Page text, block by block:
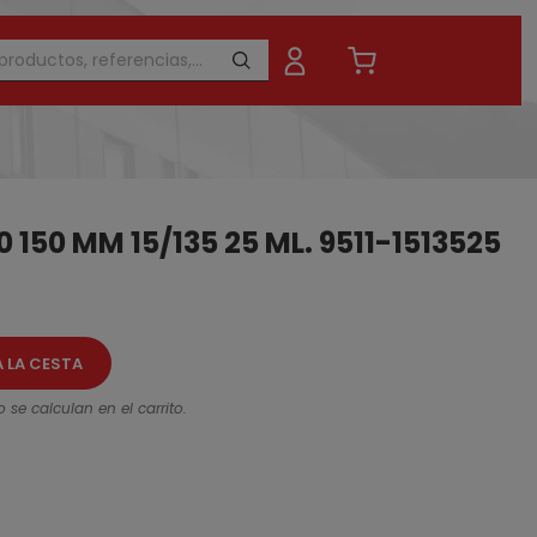
150 MM 15/135 25 ML. 9511-1513525
LA CESTA
se calculan en el carrito.